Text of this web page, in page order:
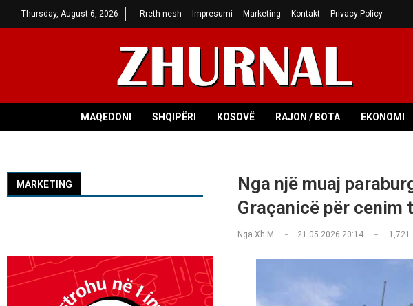
Thursday, August 6, 2026 Rreth nesh Impresumi Marketing Kontakt Privacy Policy
MAQEDONI SHQIPËRI KOSOVË RAJON / BOTA EKONOMI
Nga një muaj
Graçanicë për
Nga Xh M 21.05.2026 20:14 1,721
MARKETING